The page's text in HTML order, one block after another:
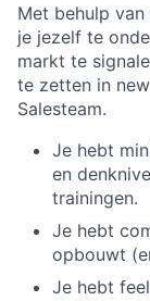
Met behulp
je jezelf te
markt te
te zetten in
Salesteam.
Je hebt
en
trainingen.
Je hebt
opbouwt
Je hebt